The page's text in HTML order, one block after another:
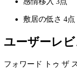
敷居の低さ 4点
ユーザーレ
フォワード トゥ ザ